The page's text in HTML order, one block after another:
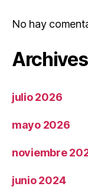
No hay
Archives
julio 2026
mayo 2026
noviembre
junio 2024